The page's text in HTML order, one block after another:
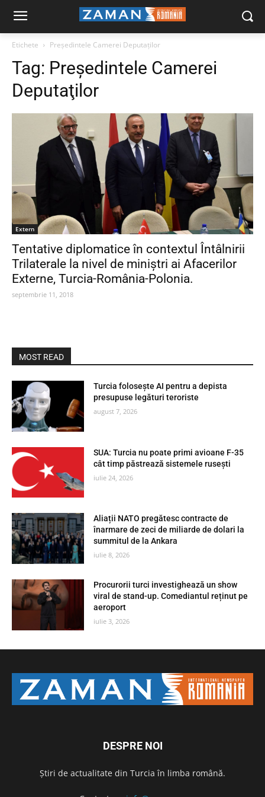
Etichete Preşedintele Camerei Deputaţilor
Tag: Preşedintele Camerei
Deputaţilor
Extern
Tentative diplomatice în contextul Întâlnirii
Trilaterale la nivel de miniştri ai Afacerilor
Externe, Turcia-România-Polonia.
septembrie 11, 2018
MOST READ
Turcia folosește AI pentru a depista
presupuse legături teroriste
august 7, 2026
SUA: Turcia nu poate primi avioane F-35
cât timp păstrează sistemele rusești
iulie 24, 2026
Aliații NATO pregătesc contracte de
înarmare de zeci de miliarde de dolari la
summitul de la Ankara
iulie 8, 2026
Procurorii turci investighează un show
viral de stand-up. Comediantul reținut pe
aeroport
iulie 3, 2026
DESPRE NOI
Știri de actualitate din Turcia în limba română.